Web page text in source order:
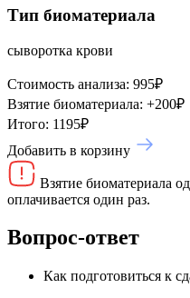
Тип биоматериала
сыворотка крови
Стоимость анализа: 995₽
Взятие биоматериала: +200₽
Итого: 1195₽
Добавить в корзину
Взятие биоматериала
оплачивается один раз.
Вопрос-ответ
Как подготовиться к